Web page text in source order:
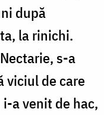
după
la rinichi.
s-a
viciul de care
a venit de hac,